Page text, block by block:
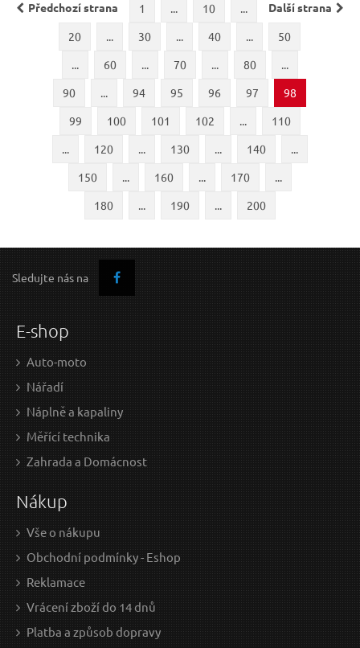
Předchozí strana Další strana
1 ... 10
...
20
... 30 ... 40 ...
50
...
60 ... 70 ... 80
...
90
... 94 95 96 97
98
99
100 101 102 ...
110
...
120 ... 130 ... 140
...
150
... 160 ... 170
...
180
... 190 ... 200
Sledujte nás na
E-shop
Auto-moto
Nářadí
Náplně a kapaliny
Měřící technika
Zahrada a Domácnost
Nákup
Vše o nákupu
Obchodní podmínky - Eshop
Reklamace
Vrácení zboží do 14 dnů
Platba a způsob dopravy